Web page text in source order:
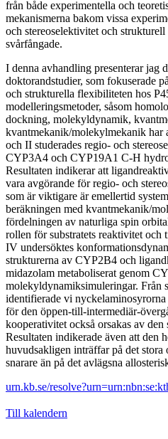
från både experimentella och
mekanismerna bakom vissa
och stereoselektivitet och
svårfångade.
I denna avhandling presenterar jag
doktorandstudier, som fokuserade
och strukturella flexibiliteten hos
modelleringsmetoder, såsom
dockning, molekyldynamik,
kvantmekanik/molekylmekanik har
och II studerades regio- och
CYP3A4 och CYP19A1 C-H
Resultaten indikerar att
vara avgörande för regio- och
som är viktigare är emellertid
beräkningen med kvantmekanik/
fördelningen av naturliga spin
rollen för substratets reaktivitet
IV undersöktes
strukturerna av CYP2B4 och
midazolam metaboliserat genom
molekyldynamiksimuleringar. Från
identifierade vi
för den öppen-till-intermediär-
kooperativitet också orsakas av
Resultaten indikerade även att den
huvudsakligen inträffar på det
snarare än på det avlägsna
urn.kb.se/
Till kalendern